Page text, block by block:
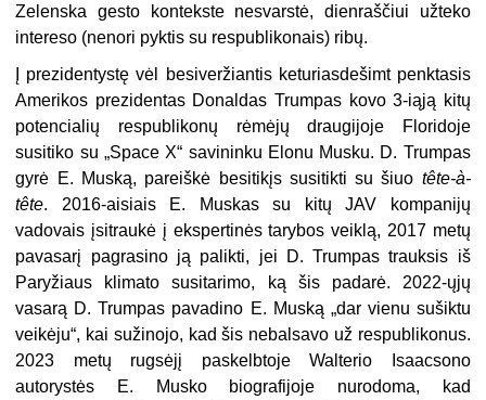
Zelenska gesto kontekste nesvarstė, dienraščiui užteko
intereso (nenori pyktis su respublikonais) ribų.
Į prezidentystę vėl besiveržiantis keturiasdešimt penktasis
Amerikos prezidentas Donaldas Trumpas kovo 3-iąją kitų
potencialių respublikonų rėmėjų draugijoje Floridoje
susitiko su „Space X“ savininku Elonu Musku. D. Trumpas
gyrė E. Muską, pareiškė besitikįs susitikti su šiuo tête-à-
tête. 2016-aisiais E. Muskas su kitų JAV kompanijų
vadovais įsitraukė į ekspertinės tarybos veiklą, 2017 metų
pavasarį pagrasino ją palikti, jei D. Trumpas trauksis iš
Paryžiaus klimato susitarimo, ką šis padarė. 2022-ųjų
vasarą D. Trumpas pavadino E. Muską „dar vienu sušiktu
veikėju“, kai sužinojo, kad šis nebalsavo už respublikonus.
2023 metų rugsėjį paskelbtoje Walterio Isaacsono
autorystės E. Musko biografijoje nurodoma, kad